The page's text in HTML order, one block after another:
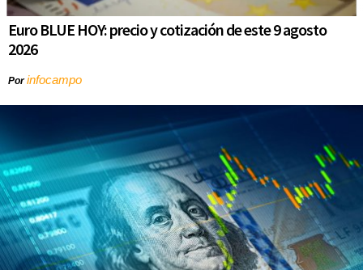
Euro BLUE HOY: precio y cotización de este 9 agosto
2026
Porinfocampo